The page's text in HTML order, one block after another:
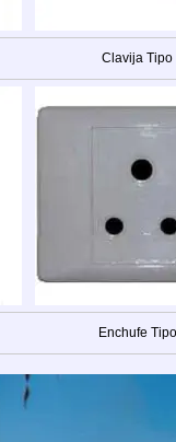
Clavija Tipo
Enchufe